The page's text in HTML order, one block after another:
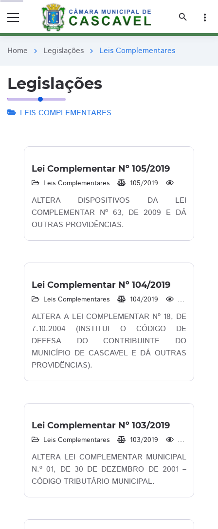
search
more_vert
Home chevron_right Legislações chevron_right Leis Complementares
Legislações
LEIS COMPLEMENTARES
Lei Complementar Nº 105/2019
Leis Complementares 105/2019 2.923
ALTERA DISPOSITIVOS DA LEI
COMPLEMENTAR Nº 63, DE 2009 E DÁ
OUTRAS PROVIDÊNCIAS.
Lei Complementar Nº 104/2019
Leis Complementares 104/2019 1.258
ALTERA A LEI COMPLEMENTAR Nº 18, DE
7.10.2004 (INSTITUI O CÓDIGO DE
DEFESA DO CONTRIBUINTE DO
MUNICÍPIO DE CASCAVEL E DÁ OUTRAS
PROVIDÊNCIAS).
Lei Complementar Nº 103/2019
Leis Complementares 103/2019 993
ALTERA LEI COMPLEMENTAR MUNICIPAL
N.º 01, DE 30 DE DEZEMBRO DE 2001 –
CÓDIGO TRIBUTÁRIO MUNICIPAL.